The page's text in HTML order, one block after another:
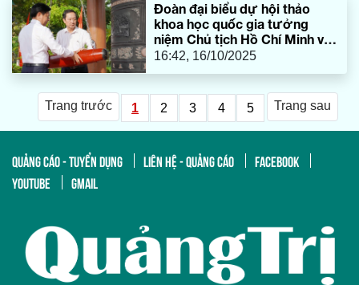
Đoàn đại biểu dự hội thảo
khoa học quốc gia tưởng
niệm Chủ tịch Hồ Chí Minh và
các Anh hùng liệt sĩ
16:42, 16/10/2025
Trang trước 1 2 3 4 5 Trang sau
QUẢNG CÁO - TUYỂN DỤNG LIÊN HỆ - QUẢNG CÁO
FACEBOOK
YOUTUBE
GMAIL